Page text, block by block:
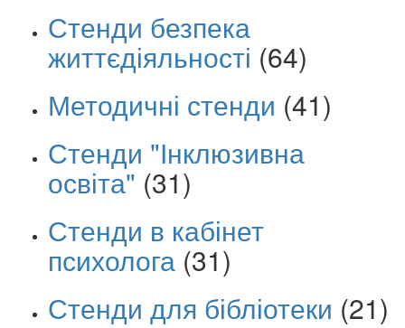
Стенди безпека
життєдіяльності (64)
Методичні стенди (41)
Стенди "Інклюзивна
освіта" (31)
Стенди в кабінет
психолога (31)
Стенди для бібліотеки (21)